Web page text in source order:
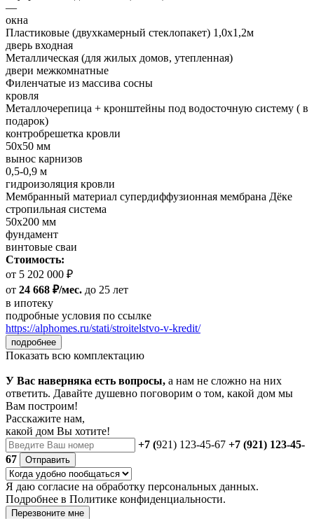
—
окна
Пластиковые (двухкамерный стеклопакет) 1,0х1,2м
дверь входная
Металлическая (для жилых домов, утепленная)
двери межкомнатные
Филенчатые из массива сосны
кровля
Металлочерепица + кронштейны под водосточную систему ( в
подарок)
контробрешетка кровли
50х50 мм
вынос карнизов
0,5-0,9 м
гидроизоляция кровли
Мембранный материал супердиффузионная мембрана Дёке
стропильная система
50х200 мм
фундамент
винтовые сваи
Стоимость:
от 5 202 000 ₽
от 24 668 ₽/мес. до 25 лет
в ипотеку
подробные условия по ссылке
https://alphomes.ru/stati/stroitelstvo-v-kredit/
подробнее
Показать всю комплектацию
У Вас наверняка есть вопросы, а нам не сложно на них
ответить. Давайте душевно поговорим о том, какой дом мы
Вам построим!
Расскажите нам,
какой дом Вы хотите!
+7 (921) 123-45-67 +7 (921) 123-45-
67
Отправить
Я даю согласие на обработку персональных данных.
Подробнее в Политике конфиденциальности.
Перезвоните мне